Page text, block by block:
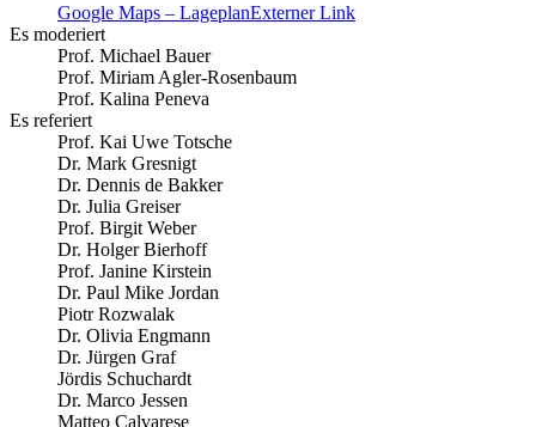
Google Maps – LageplanExterner Link
Es moderiert
Prof. Michael Bauer
Prof. Miriam Agler-Rosenbaum
Prof. Kalina Peneva
Es referiert
Prof. Kai Uwe Totsche
Dr. Mark Gresnigt
Dr. Dennis de Bakker
Dr. Julia Greiser
Prof. Birgit Weber
Dr. Holger Bierhoff
Prof. Janine Kirstein
Dr. Paul Mike Jordan
Piotr Rozwalak
Dr. Olivia Engmann
Dr. Jürgen Graf
Jördis Schuchardt
Dr. Marco Jessen
Matteo Calvarese